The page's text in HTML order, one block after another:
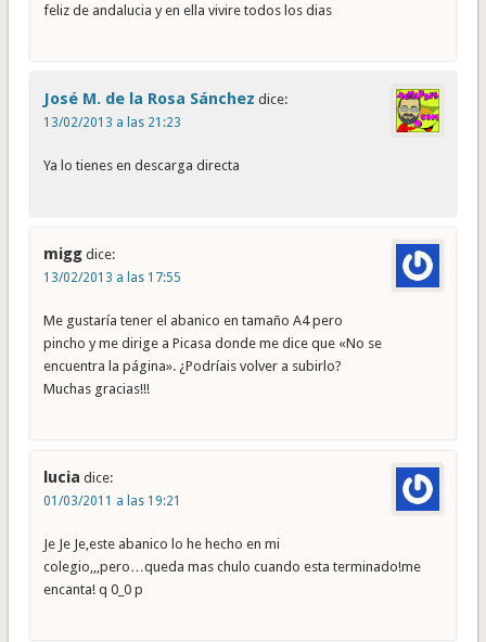
feliz de andalucia y en ella vivire todos los dias
José M. de la Rosa Sánchez dice:
13/02/2013 a las 21:23
Ya lo tienes en descarga directa
migg dice:
13/02/2013 a las 17:55
Me gustaría tener el abanico en tamaño A4 pero
pincho y me dirige a Picasa donde me dice que «No se
encuentra la página». ¿Podríais volver a subirlo?
Muchas gracias!!!
lucia dice:
01/03/2011 a las 19:21
Je Je Je,este abanico lo he hecho en mi
colegio,,,pero…queda mas chulo cuando esta terminado!me
encanta! q 0_0 p